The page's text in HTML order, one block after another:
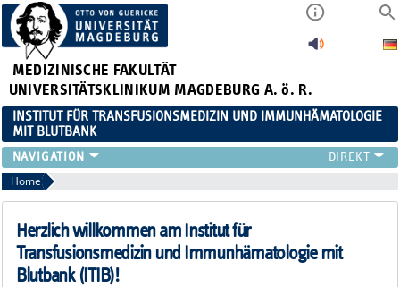
MEDIZINISCHE FAKULTÄT
UNIVERSITÄTSKLINIKUM MAGDEBURG A. ö. R.
INSTITUT FÜR TRANSFUSIONSMEDIZIN UND IMMUNHÄMATOLOGIE
MIT BLUTBANK
TEAM
FÖRDERVEREIN
FORSCHUNG
MVZ
SERVICELEISTUNGEN
Home
Herzlich willkommen am Institut für
Transfusionsmedizin und Immunhämatologie mit
Blutbank (ITIB)!